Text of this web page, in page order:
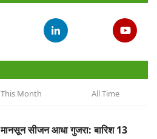
This Month All Time
मानसून सीजन आधा गुजरा: बारिश 13